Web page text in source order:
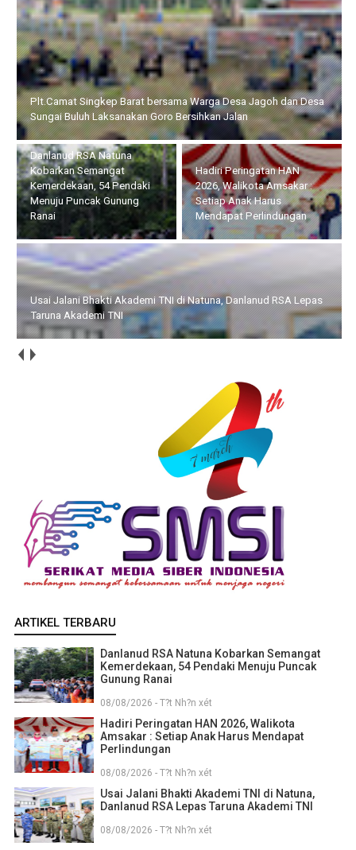
Danlanud RSA Natuna Kobarkan Semangat Kemerdekaan, 54
Pendaki Menuju Puncak Gunung Ranai
Hadiri Peringatan HAN
2026, Walikota Amsakar :
Setiap Anak Harus
Mendapat Perlindungan
Usai Jalani Bhakti Akademi
TNI di Natuna, Danlanud
RSA Lepas Taruna Akademi
TNI
HUT ke-14 IWO, Bupati Iskandarsyah : Pers Profesional Harus
Berdampak bagi Masyarakat
ARTIKEL TERBARU
Danlanud RSA Natuna Kobarkan Semangat
Kemerdekaan, 54 Pendaki Menuju Puncak
Gunung Ranai
08/08/2026 - T?t Nh?n xét
Hadiri Peringatan HAN 2026, Walikota
Amsakar : Setiap Anak Harus Mendapat
Perlindungan
08/08/2026 - T?t Nh?n xét
Usai Jalani Bhakti Akademi TNI di Natuna,
Danlanud RSA Lepas Taruna Akademi TNI
08/08/2026 - T?t Nh?n xét